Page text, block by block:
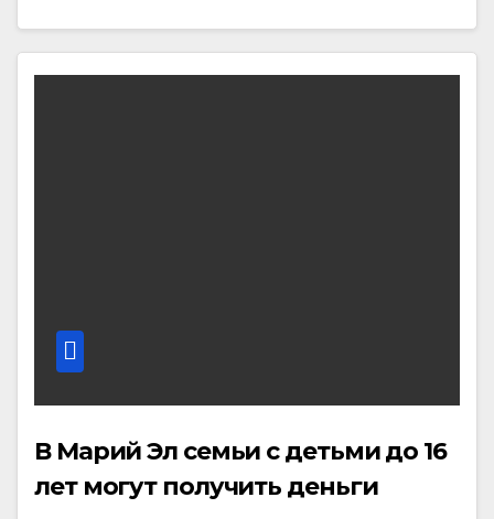
В Марий Эл семьи с детьми до 16
лет могут получить деньги